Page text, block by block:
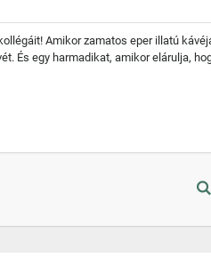
Amikor zamatos eper illatú
És egy harmadikat, amikor elárulja,